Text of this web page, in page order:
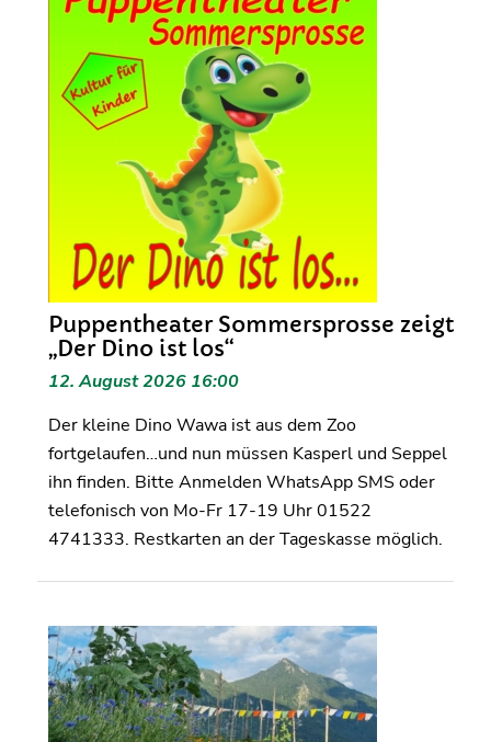
Puppentheater Sommersprosse zeigt
„Der Dino ist los“
12. August 2026 16:00
Der kleine Dino Wawa ist aus dem Zoo
fortgelaufen…und nun müssen Kasperl und Seppel
ihn finden. Bitte Anmelden WhatsApp SMS oder
telefonisch von Mo-Fr 17-19 Uhr 01522
4741333. Restkarten an der Tageskasse möglich.